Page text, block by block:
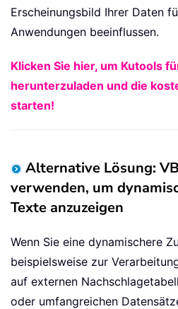
Erscheinungsbild Ihrer Daten
Anwendungen beeinflussen.
Klicken Sie hier, um Kutools
herunterzuladen und die
starten!
Alternative Lösung:
verwenden, um
Texte anzuzeigen
Wenn Sie eine dynamischere
beispielsweise zur
auf externen
oder umfangreichen